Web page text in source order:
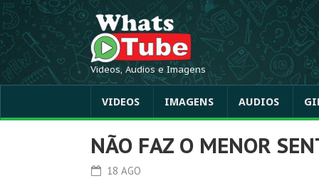
Videos, Audios e Imagens
VIDEOS IMAGENS AUDIOS
NÃO FAZ O MENOR
18 AGO